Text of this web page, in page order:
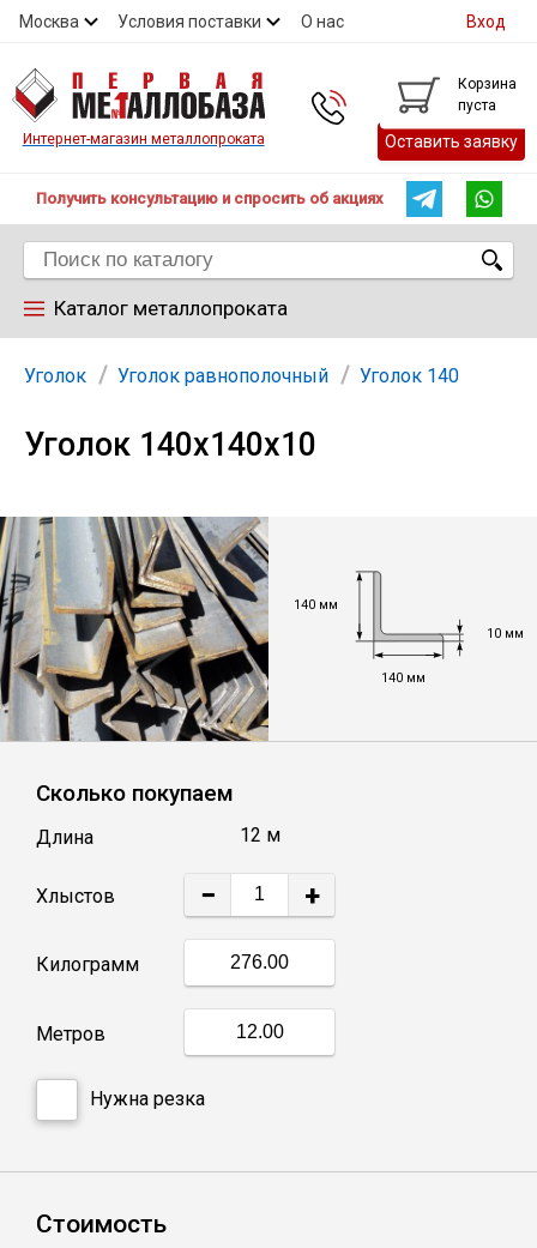
Москва Условия поставки О нас
Контакты
Вход
Интернет-магазин металлопроката
Корзина
пуста
Оставить заявку
Получить консультацию и спросить об акциях
Каталог металлопроката
Арматура
Труба
Лист
Уголок
Балка
Полоса
Квадрат стальной
Труба профильная
Швеллер
Сетка кладочная
Уголок Уголок равнополочный Уголок 140
Уголок 140х140х10
140 мм
140 мм
10 мм
Сколько покупаем
Длина 12 м
Хлыстов − +
Килограмм
Метров
Нужна резка
Стоимость